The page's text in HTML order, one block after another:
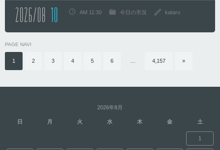
2026/08 10 AM 11:30 今日の市況 kataru
PAGE NAVI
1 2 3 4 5 6 4,157 »
2026年8月
日 月 火 水 木 金 土
1